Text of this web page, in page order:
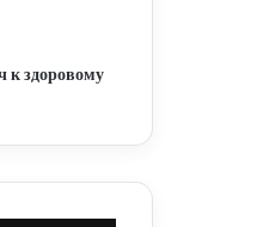
к здоровому